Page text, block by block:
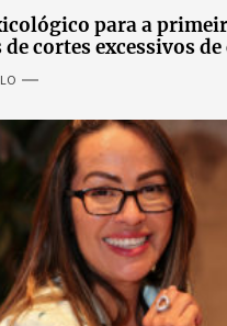
para a
cortes excessivos de
candidatas